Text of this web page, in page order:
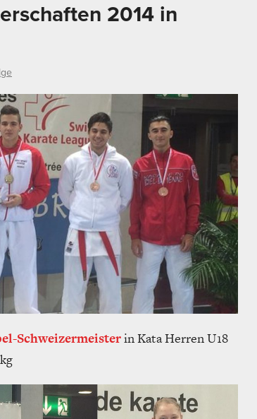
2014 in
Schweizermeisterin Kata Herren U18